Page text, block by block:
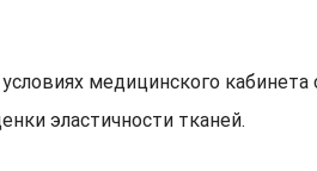
медицинского
эластичности тканей.